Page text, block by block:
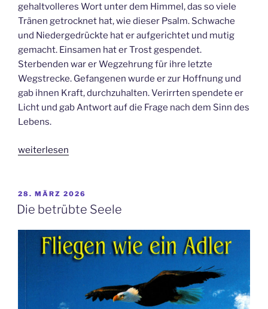
gehaltvolleres Wort unter dem Himmel, das so viele
Tränen getrocknet hat, wie dieser Psalm. Schwache
und Niedergedrückte hat er aufgerichtet und mutig
gemacht. Einsamen hat er Trost gespendet.
Sterbenden war er Wegzehrung für ihre letzte
Wegstrecke. Gefangenen wurde er zur Hoffnung und
gab ihnen Kraft, durchzuhalten. Verirrten spendete er
Licht und gab Antwort auf die Frage nach dem Sinn des
Lebens.
„Der
mein
Hirte“
weiterlesen
VERÖFFENTLICHT
AM
28. MÄRZ 2026
Die betrübte Seele